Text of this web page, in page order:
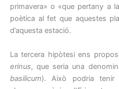
primavera» o «que pertany a
poètica al fet que aquestes
d’aquesta estació.
La tercera hipòtesi ens
erinus, que seria una
basilicum). Això podria tenir